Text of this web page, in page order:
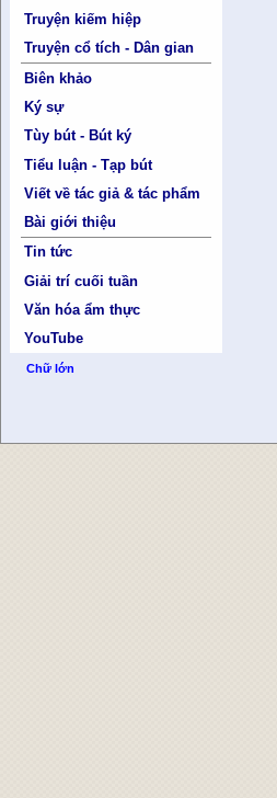
Truyện kiếm hiệp
Truyện cổ tích - Dân gian
Biên khảo
Ký sự
Tùy bút - Bút ký
Tiểu luận - Tạp bút
Viết về tác giả & tác phẩm
Bài giới thiệu
Tin tức
Giải trí cuối tuần
Văn hóa ẩm thực
YouTube
Chữ lớn